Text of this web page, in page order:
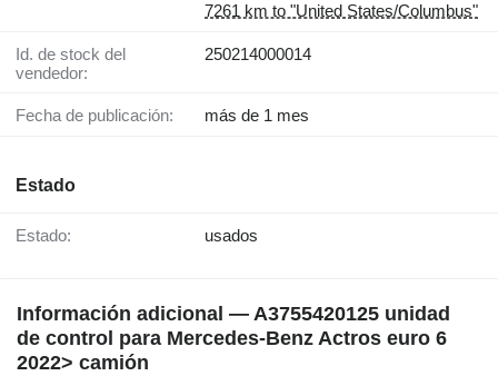
7261 km to "United States/Columbus"
Id. de stock del
vendedor:
250214000014
Fecha de publicación: más de 1 mes
Estado
Estado: usados
Información adicional — A3755420125 unidad
de control para Mercedes-Benz Actros euro 6
2022> camión